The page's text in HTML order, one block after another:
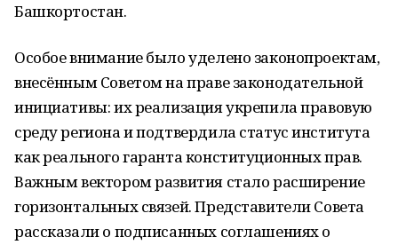
Башкортостан.
Особое внимание было уделено законопроектам,
внесённым Советом на праве законодательной
инициативы: их реализация укрепила правовую
среду региона и подтвердила статус института
как реального гаранта конституционных прав.
Важным вектором развития стало расширение
горизонтальных связей. Представители Совета
рассказали о подписанных соглашениях о